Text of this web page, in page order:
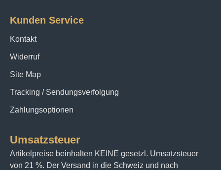
Kunden Service
Kontakt
Widerruf
Site Map
Tracking / Sendungsverfolgung
Zahlungsoptionen
Umsatzsteuer
Artikelpreise beinhalten KEINE gesetzl. Umsatzsteuer
von 21 %. Der Versand in die Schweiz und nach